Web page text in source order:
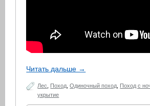
Читать дальше →
Лес Поход ,Одиночный поход Поход с
укрытие